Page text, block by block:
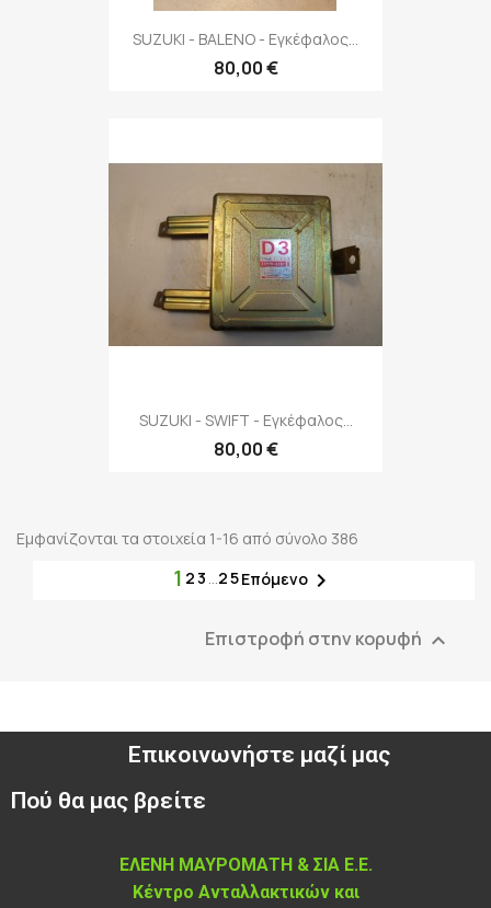
SUZUKI - BALENO - Εγκέφαλος...
80,00 €
SUZUKI - SWIFT - Εγκέφαλος...
80,00 €
Εμφανίζονται τα στοιχεία 1-16 από σύνολο 386
1 23 …25Επόμενο 
Επιστροφή στην κορυφή 
Επικοινωνήστε μαζί μας
Πού θα μας βρείτε
ΕΛΕΝΗ ΜΑΥΡΟΜΑΤΗ & ΣΙΑ Ε.Ε.
Κέντρο Ανταλλακτικών και